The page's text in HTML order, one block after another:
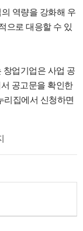
역량을 강화해 우
으로 대응할 수 있
창업기업은 사업 공
공고문을 확인한
리집에서 신청하면